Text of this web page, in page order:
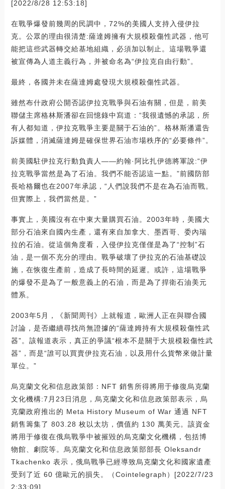
[2022/8/28 12:53:18]
在戰爭爆發前幾周的民調中，72%的美國人支持入侵伊拉
克。公眾的理由很清楚:薩達姆擁有大規模殺傷性武器，他可
能把這些武器轉交給基地組織，必須加以制止。這場戰爭還
被宣傳為人道主義行為，并被命名為“伊拉克自由行動”。
最終，各國并未在薩達姆處發現大規模殺傷性武器。
雖然布什政府公開否認伊拉克戰爭與石油有關，但是，前美
聯儲主席格林斯潘卻在回憶錄中寫道：“我很遺憾的承認，所
有人都知道，伊拉克戰爭主要是關于石油的”。格林斯潘還告
訴媒體，消滅薩達姆是確保世界石油市場秩序的“必要條件”。
前美國駐伊拉克行動負責人——約翰·阿比扎伊德將軍說:“伊
拉克戰爭當然是為了石油。我們不能否認這一點。”前國防部
長哈格爾也在2007年承認，“人們說我們不是在為石油而戰。
但實際上，我們當然是。”
事實上，美國沒有在中東大量購買石油。2003年時，美國大
部分石油來自國內生產，還有來自加拿大、墨西哥、委內瑞
拉的石油。從這個角度看，入侵伊拉克僅僅是為了“控制”石
油，是一個不充分的理由。戰爭破壞了伊拉克的石油基礎設
施，在恢復生產前，造成了長時間的延遲。或許，這場戰爭
的爆發不是為了一般意義上的石油，而是為了捍衛石油美元
體系。
2003年5月，《新聞周刊》上就報道，歐洲人正在與聯合國
討論，是否繼續尋找尚無證據的“薩達姆持有大規模殺傷性武
器”。該報道表示，真正的爭議“根本不是關于大規模殺傷性武
器”，而是“誰可以買賣伊拉克石油，以及用什么貨幣來做計量
單位。”
烏克蘭文化和信息政策部：NFT 銷售所得將用于修復烏克蘭
文化機構:7月23日消息，烏克蘭文化和信息政策部表示，烏
克蘭政府推出的 Meta History Museum of War 通過 NFT
銷售籌集了 803.28 枚以太坊，價值約 130 萬美元。該資金
將用于修復在俄烏戰爭中被摧毀的烏克蘭文化機構，包括博
物館、劇院等。烏克蘭文化和信息政策部部長 Oleksandr
Tkachenko 表示，俄烏戰爭已經導致烏克蘭文化和國家遺產
受到了近 60 億歐元的損失。（Cointelegraph）[2022/7/23
2:33:09]